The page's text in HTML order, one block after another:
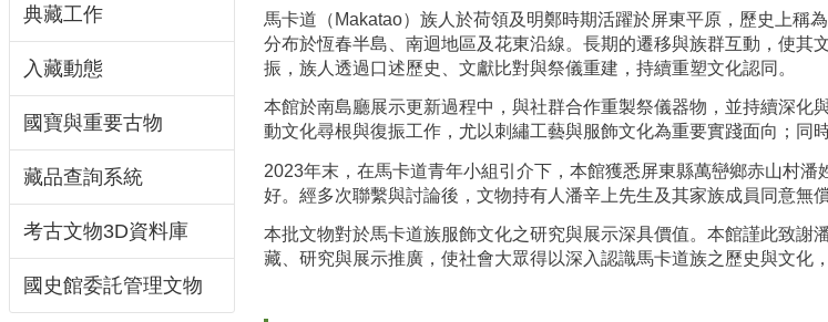
典藏工作
入藏動態
國寶與重要古物
藏品查詢系統
考古文物3D資料庫
國史館委託管理文物
馬卡道（Makatao）族人於荷領及明鄭時期活躍於屏東平原，歷史上稱
分布於恆春半島、南迴地區及花東沿線。長期的遷移與族群互動，使
振，族人透過口述歷史、文獻比對與祭儀重建，持續重塑文化認同。
本館於南島廳展示更新過程中，與社群合作重製祭儀器物，並持續深
動文化尋根與復振工作，尤以刺繡工藝與服飾文化為重要實踐面向；同
2023年末，在馬卡道青年小組引介下，本館獲悉屏東縣萬巒鄉赤山村
好。經多次聯繫與討論後，文物持有人潘辛上先生及其家族成員同意無
本批文物對於馬卡道族服飾文化之研究與展示深具價值。本館謹此致
藏、研究與展示推廣，使社會大眾得以深入認識馬卡道族之歷史與文化